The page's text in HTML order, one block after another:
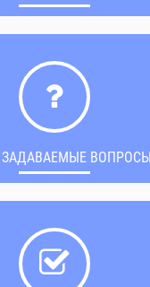
ЗАДАВАЕМЫЕ ВОПРОСЫ